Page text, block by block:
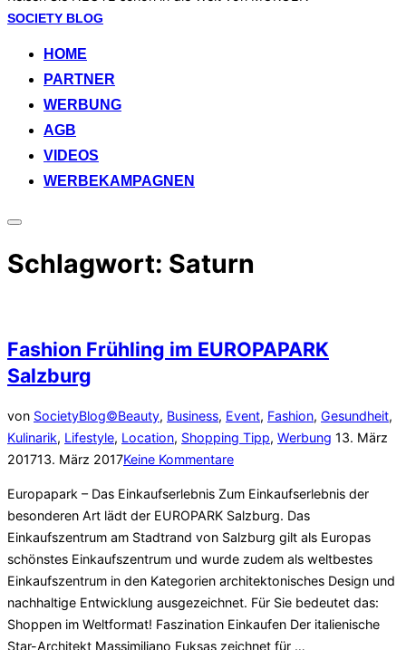
Zum
springen
SOCIETY BLOG
HOME
PARTNER
WERBUNG
AGB
VIDEOS
WERBEKAMPAGNEN
Seitenleiste
Navigation
umschalten
Schlagwort: Saturn
Fashion Frühling im EUROPAPARK
Salzburg
von SocietyBlog©Beauty, Business, Event, Fashion, Gesundheit,
Kulinarik, Lifestyle, Location, Shopping Tipp, Werbung 13. März
201713. März 2017Keine Kommentare
Europapark – Das Einkaufserlebnis Zum Einkaufserlebnis der
besonderen Art lädt der EUROPARK Salzburg. Das
Einkaufszentrum am Stadtrand von Salzburg gilt als Europas
schönstes Einkaufszentrum und wurde zudem als weltbestes
Einkaufszentrum in den Kategorien architektonisches Design und
nachhaltige Entwicklung ausgezeichnet. Für Sie bedeutet das:
Shoppen im Weltformat! Faszination Einkaufen Der italienische
Star-Architekt Massimiliano Fuksas zeichnet für …